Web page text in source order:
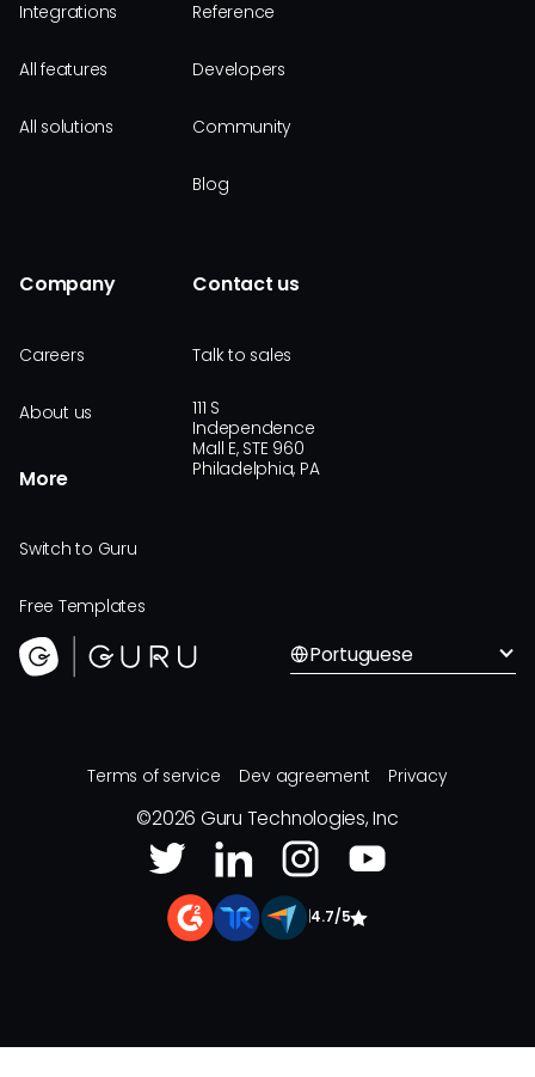
Integrations
All features
All solutions
Reference
Developers
Community
Blog
Company
Careers
About us
More
Switch to Guru
Free Templates
Contact us
Talk to sales
111 S
Independence
Mall E, STE 960
Philadelphia, PA
Portuguese
Terms of service Dev agreement Privacy
©2026 Guru Technologies, Inc
4.7/5